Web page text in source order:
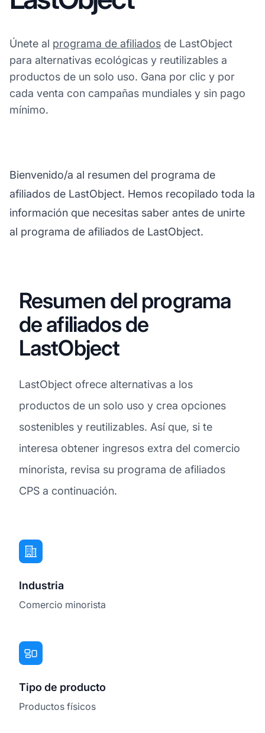
Únete al programa de afiliados de LastObject
para alternativas ecológicas y reutilizables a
productos de un solo uso. Gana por clic y por
cada venta con campañas mundiales y sin pago
mínimo.
Bienvenido/a al resumen del programa de
afiliados de LastObject. Hemos recopilado toda la
información que necesitas saber antes de unirte
al programa de afiliados de LastObject.
Resumen del programa
de afiliados de
LastObject
LastObject ofrece alternativas a los
productos de un solo uso y crea opciones
sostenibles y reutilizables. Así que, si te
interesa obtener ingresos extra del comercio
minorista, revisa su programa de afiliados
CPS a continuación.
Industria
Comercio minorista
Tipo de producto
Productos físicos